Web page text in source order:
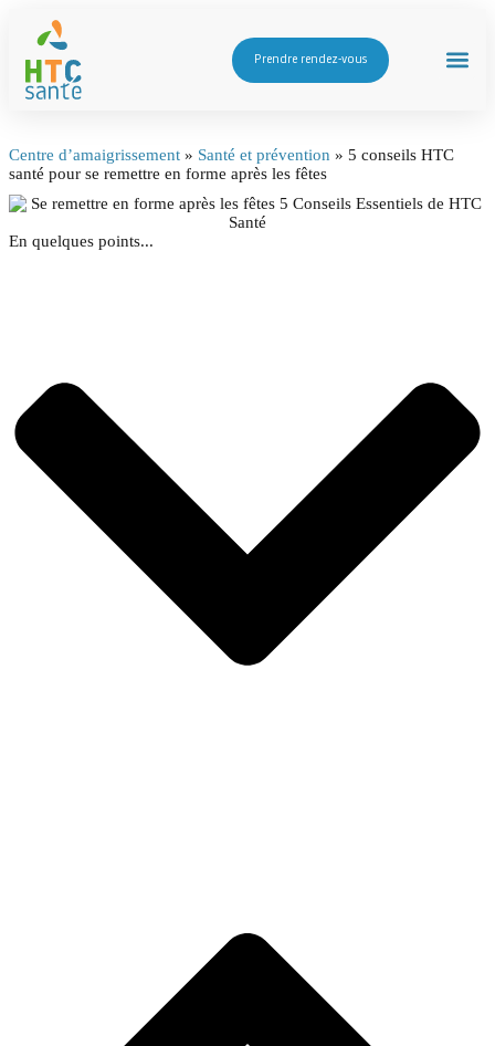
Prendre rendez-vous
Centre d’amaigrissement » Santé et prévention » 5 conseils HTC
santé pour se remettre en forme après les fêtes
En quelques points...